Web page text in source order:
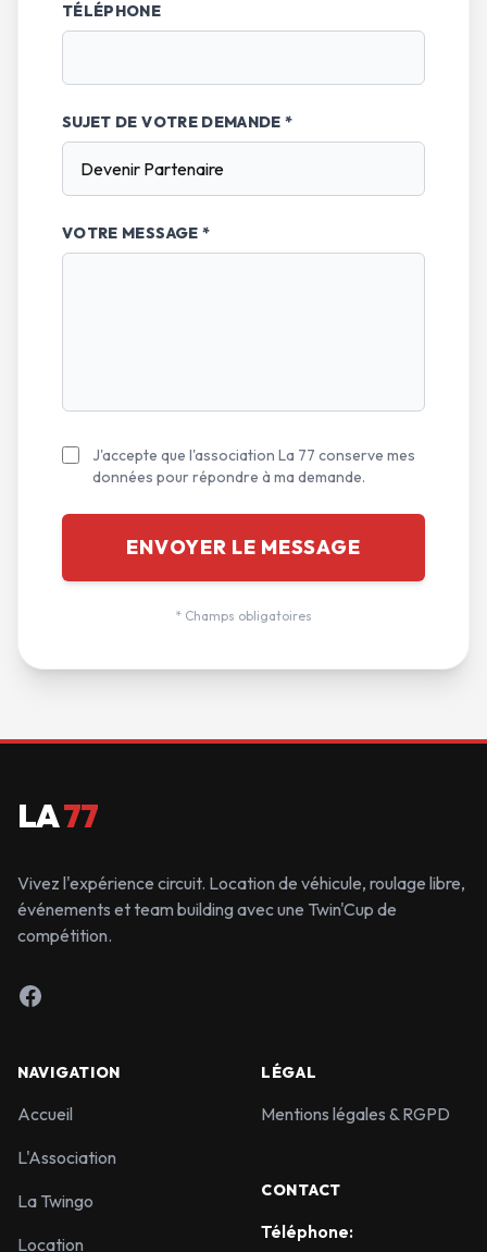
TÉLÉPHONE
SUJET DE VOTRE DEMANDE *
VOTRE MESSAGE *
J'accepte que l'association La 77 conserve mes
données pour répondre à ma demande.
ENVOYER LE MESSAGE
* Champs obligatoires
LA77
Vivez l'expérience circuit. Location de véhicule, roulage libre,
événements et team building avec une Twin'Cup de
compétition.
Facebook
NAVIGATION
Accueil
L'Association
La Twingo
Location
LÉGAL
Mentions légales & RGPD
CONTACT
Téléphone: